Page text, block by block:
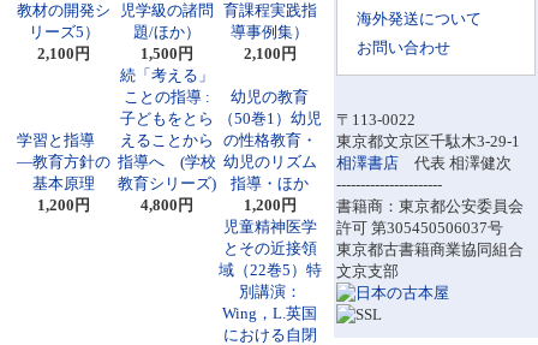
海外発送について
お問い合わせ
〒113-0022
東京都文京区千駄木3-29-1
相澤書店 代表 相澤健次
----------------------
書籍商：東京都公安委員会
許可 第305450506037号
東京都古書籍商業協同組合
文京支部
教材の開発シ
リーズ5）
2,100円
児学級の諸問
題/ほか）
1,500円
育課程実践指
導事例集）
2,100円
学習と指導
―教育方針の
基本原理
1,200円
続「考える」
ことの指導 :
子どもをとら
えることから
指導へ (学校
教育シリーズ)
4,800円
幼児の教育
（50巻1）幼児
の性格教育・
幼児のリズム
指導・ほか
1,200円
児童精神医学
とその近接領
域（22巻5）特
別講演：
Wing，L.英国
における自閉